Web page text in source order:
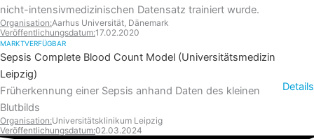
nicht-intensivmedizinischen Datensatz trainiert wurde.
Organisation:Aarhus Universität, Dänemark
Veröffentlichungs­datum:17.02.2020
MARKTVERFÜGBAR
Sepsis Complete Blood Count Model (Universitätsmedizin
Leipzig)
Früherkennung einer Sepsis anhand Daten des kleinen
Blutbilds
Organisation:Universitätsklinikum Leipzig
Veröffentlichungs­datum:02.03.2024
Details